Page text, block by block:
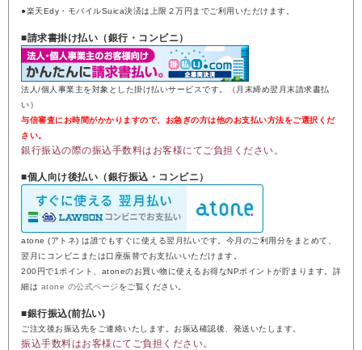
●楽天Edy・モバイルSuica決済は上限２万円までご利用いただけます。
■請求書掛け払い（銀行・コンビニ）
法人/個人事業主を対象とした掛け払いサービスです。（月末締め翌月末請求書払
い）
与信審査にお時間がかかりますので、お急ぎの方は他のお支払い方法をご選択くだ
さい。
銀行振込の際の振込手数料はお客様にてご負担ください。
■個人向け後払い（銀行振込・コンビニ）
atone (アトネ) は誰でもすぐに使える翌月払いです。今月のご利用分をまとめて、
翌月にコンビニまたは口座振替でお支払いいただけます。
200円で1ポイント、atoneのお買い物に使えるお得なNPポイントが貯まります。詳
細は atone の公式ページ をご覧ください。
■銀行振込(前払い)
ご注文後お振込先をご連絡いたします。お振込確認後、発送いたします。
振込手数料はお客様にてご負担ください。